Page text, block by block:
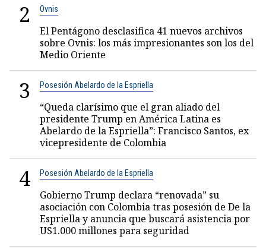
2 Ovnis
El Pentágono desclasifica 41 nuevos archivos
sobre Ovnis: los más impresionantes son los del
Medio Oriente
3 Posesión Abelardo de la Espriella
“Queda clarísimo que el gran aliado del
presidente Trump en América Latina es
Abelardo de la Espriella”: Francisco Santos, ex
vicepresidente de Colombia
4 Posesión Abelardo de la Espriella
Gobierno Trump declara “renovada” su
asociación con Colombia tras posesión de De la
Espriella y anuncia que buscará asistencia por
US1.000 millones para seguridad